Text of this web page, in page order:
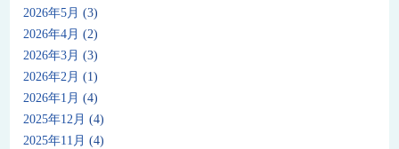
2026年5月 (3)
2026年4月 (2)
2026年3月 (3)
2026年2月 (1)
2026年1月 (4)
2025年12月 (4)
2025年11月 (4)